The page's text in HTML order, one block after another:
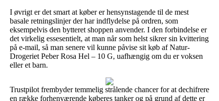
I øvrigt er det smart at køber er hensynstagende til de mest
basale retningslinjer der har indflydelse på ordren, som
eksempelvis den bytteret shoppen anvender. I den forbindelse er
det virkelig essesentielt, at man når som helst sikrer sin kvittering
på e-mail, så man senere vil kunne påvise sit køb af Natur-
Drogeriet Peber Rosa Hel – 10 G, uafhængig om du er voksen
eller et barn.
Trustpilot frembyder temmelig strålende chancer for at dechifrere
en række forhenværende køberes tanker og på grund af dette er